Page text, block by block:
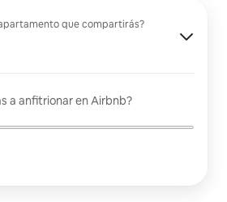
que compartirás?
a anfitrionar en Airbnb?